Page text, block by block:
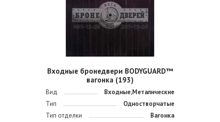
Входные бронедвери BODYGUARD™
вагонка (193)
Вид
Входные,Металические
Тип
Одностворчатые
Тип отделки
Вагонка